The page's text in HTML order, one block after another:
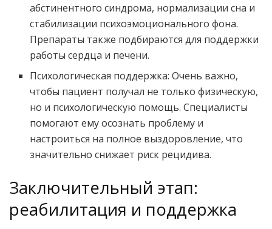
абстинентного синдрома, нормализации сна и
стабилизации психоэмоционального фона.
Препараты также подбираются для поддержки
работы сердца и печени.
Психологическая поддержка: Очень важно,
чтобы пациент получал не только физическую,
но и психологическую помощь. Специалисты
помогают ему осознать проблему и
настроиться на полное выздоровление, что
значительно снижает риск рецидива.
Заключительный этап:
реабилитация и поддержка